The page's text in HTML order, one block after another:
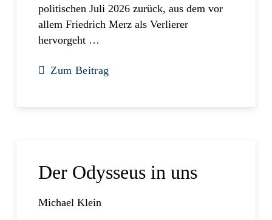
politischen Juli 2026 zurück, aus dem vor
allem Friedrich Merz als Verlierer
hervorgeht …
Zum Beitrag
Der Odysseus in uns
Michael Klein